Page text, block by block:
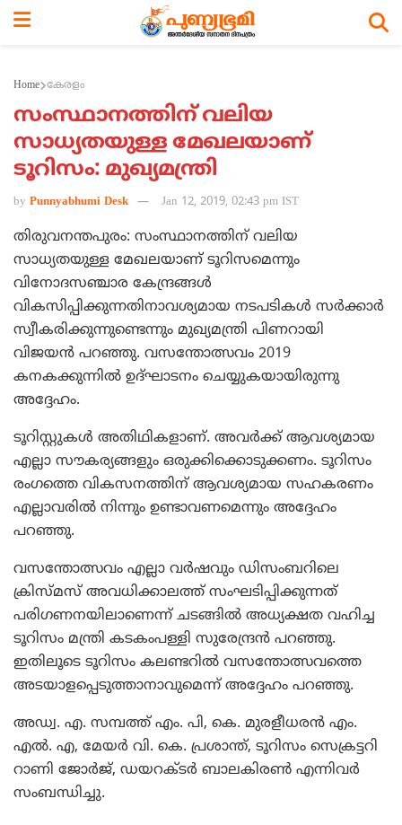
Home കേരളം
സംസ്ഥാനത്തിന് വലിയ
സാധ്യതയുള്ള മേഖലയാണ്
ടൂറിസം: മുഖ്യമന്ത്രി
by Punnyabhumi Desk Jan 12, 2019, 02:43 pm IST
തിരുവനന്തപുരം: സംസ്ഥാനത്തിന് വലിയ
സാധ്യതയുള്ള മേഖലയാണ് ടൂറിസമെന്നും
വിനോദസഞ്ചാര കേന്ദ്രങ്ങള്‍
വികസിപ്പിക്കുന്നതിനാവശ്യമായ നടപടികള്‍ സര്‍ക്കാര്‍
സ്വീകരിക്കുന്നുണ്ടെന്നും മുഖ്യമന്ത്രി പിണറായി
വിജയന്‍ പറഞ്ഞു. വസന്തോത്സവം 2019
കനകക്കുന്നില്‍ ഉദ്ഘാടനം ചെയ്യുകയായിരുന്നു
അദ്ദേഹം.
ടൂറിസ്റ്റുകള്‍ അതിഥികളാണ്. അവര്‍ക്ക് ആവശ്യമായ
എല്ലാ സൗകര്യങ്ങളും ഒരുക്കിക്കൊടുക്കണം. ടൂറിസം
രംഗത്തെ വികസനത്തിന് ആവശ്യമായ സഹകരണം
എല്ലാവരില്‍ നിന്നും ഉണ്ടാവണമെന്നും അദ്ദേഹം
പറഞ്ഞു.
വസന്തോത്സവം എല്ലാ വര്‍ഷവും ഡിസംബറിലെ
ക്രിസ്മസ് അവധിക്കാലത്ത് സംഘടിപ്പിക്കുന്നത്
പരിഗണനയിലാണെന്ന് ചടങ്ങില്‍ അധ്യക്ഷത വഹിച്ച
ടൂറിസം മന്ത്രി കടകംപള്ളി സുരേന്ദ്രന്‍ പറഞ്ഞു.
ഇതിലൂടെ ടൂറിസം കലണ്ടറില്‍ വസന്തോത്സവത്തെ
അടയാളപ്പെടുത്താനാവുമെന്ന് അദ്ദേഹം പറഞ്ഞു.
അഡ്വ. എ. സമ്പത്ത് എം. പി, കെ. മുരളീധരന്‍ എം.
എല്‍. എ, മേയര്‍ വി. കെ. പ്രശാന്ത്, ടൂറിസം സെക്രട്ടറി
റാണി ജോര്‍ജ്, ഡയറക്ടര്‍ ബാലകിരണ്‍ എന്നിവര്‍
സംബന്ധിച്ചു.